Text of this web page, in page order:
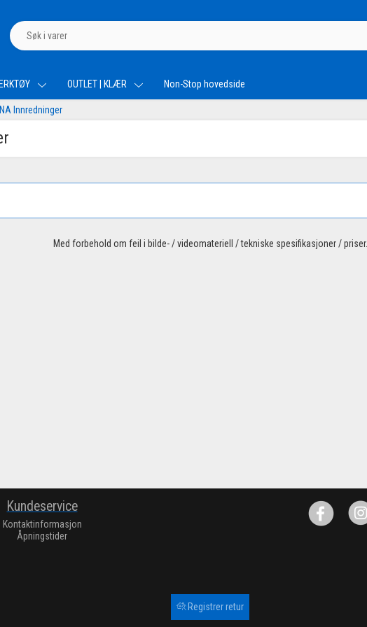
OUTLET | KLÆR Non-Stop hovedside
Innredninger
Med forbehold om feil i bilde- / videomateriell / tekniske spesifikasjoner / priser.
Kundeservice
Kontaktinformasjon
Åpningstider
Registrer retur